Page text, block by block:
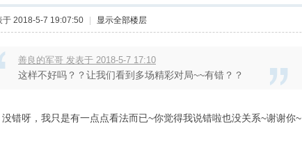
于 2018-5-7 19:07:50 显示全部楼层
善良的军哥 发表于 2018-5-7 17:10
这样不好吗？？让我们看到多场精彩对局~~有错？？
没错呀，我只是有一点点看法而已~你觉得我说错啦也没关系~谢谢你~